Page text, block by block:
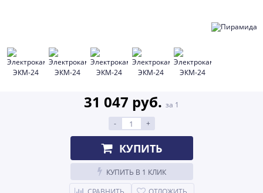
31 047 руб. за 1
-
+
КУПИТЬ
КУПИТЬ В 1 КЛИК